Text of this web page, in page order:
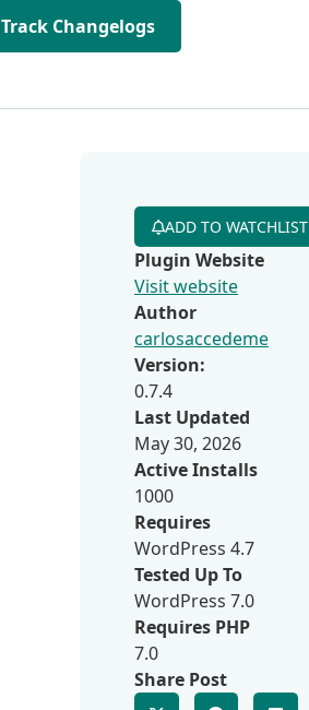
Track Changelogs
ADD TO WATCHLIST
Plugin Website
Visit website
Author
carlosaccedeme
Version:
0.7.4
Last Updated
May 30, 2026
Active Installs
1000
Requires
WordPress 4.7
Tested Up To
WordPress 7.0
Requires PHP
7.0
Share Post